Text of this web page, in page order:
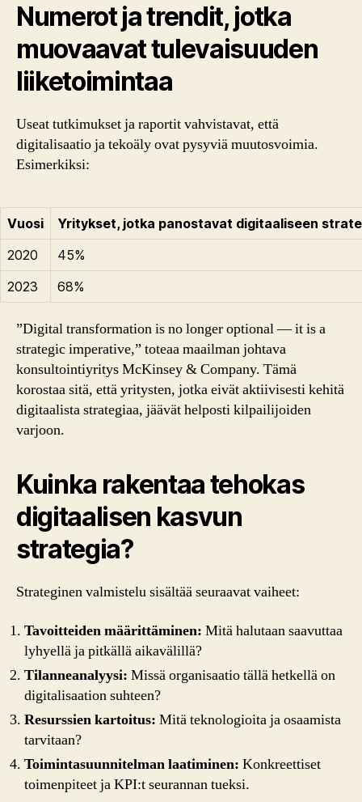
Numerot ja trendit, jotka
muovaavat tulevaisuuden
liiketoimintaa
Useat tutkimukset ja raportit vahvistavat, että
digitalisaatio ja tekoäly ovat pysyviä muutosvoimia.
Esimerkiksi:
Vuosi
Yritykset, jotka panostavat digitaaliseen
2020
45%
2023
68%
”Digital transformation is no longer optional — it is a
strategic imperative,” toteaa maailman johtava
konsultointiyritys McKinsey & Company. Tämä
korostaa sitä, että yritysten, jotka eivät aktiivisesti kehitä
digitaalista strategiaa, jäävät helposti kilpailijoiden
varjoon.
Kuinka rakentaa tehokas
digitaalisen kasvun
strategia?
Strateginen valmistelu sisältää seuraavat vaiheet:
Tavoitteiden määrittäminen: Mitä halutaan saavuttaa
lyhyellä ja pitkällä aikavälillä?
Tilanneanalyysi: Missä organisaatio tällä hetkellä on
digitalisaation suhteen?
Resurssien kartoitus: Mitä teknologioita ja osaamista
tarvitaan?
Toimintasuunnitelman laatiminen: Konkreettiset
toimenpiteet ja KPI:t seurannan tueksi.